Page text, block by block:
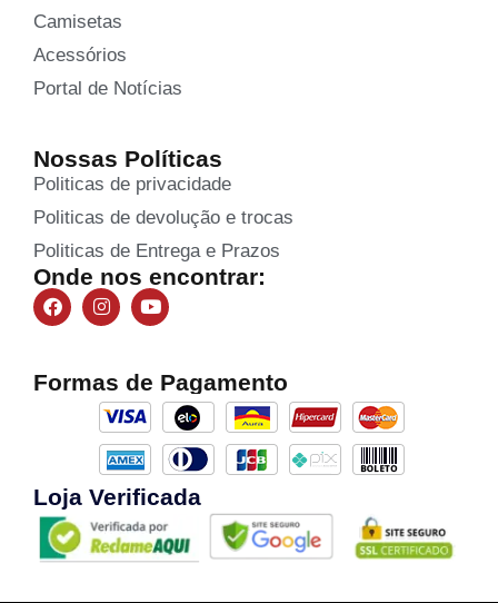
Camisetas
Acessórios
Portal de Notícias
Nossas Políticas
Politicas de privacidade
Politicas de devolução e trocas
Politicas de Entrega e Prazos
Onde nos encontrar:
Formas de Pagamento
Loja Verificada